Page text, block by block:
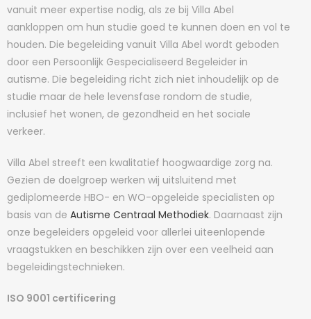
vanuit meer expertise nodig, als ze bij Villa Abel
aankloppen om hun studie goed te kunnen doen en vol te
houden. Die begeleiding vanuit Villa Abel wordt geboden
door een Persoonlijk Gespecialiseerd Begeleider in
autisme. Die begeleiding richt zich niet inhoudelijk op de
studie maar de hele levensfase rondom de studie,
inclusief het wonen, de gezondheid en het sociale
verkeer.
Villa Abel streeft een kwalitatief hoogwaardige zorg na.
Gezien de doelgroep werken wij uitsluitend met
gediplomeerde HBO- en WO-opgeleide specialisten op
basis van de Autisme Centraal Methodiek. Daarnaast zijn
onze begeleiders opgeleid voor allerlei uiteenlopende
vraagstukken en beschikken zijn over een veelheid aan
begeleidingstechnieken.
ISO 9001 certificering